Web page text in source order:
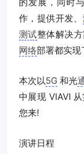
作，提供开发、
测试整体解决
网络部署都实现
本次以5G 和光
中展现 VIAVI
您来!
演讲日程